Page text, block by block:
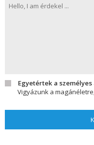
Egyetértek a
Vigyázunk a